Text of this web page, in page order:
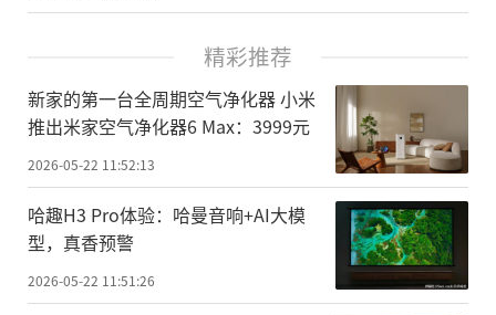
精彩推荐
新家的第一台全周期空气净化器 小米
推出米家空气净化器6 Max：3999元
2026-05-22 11:52:13
哈趣H3 Pro体验：哈曼音响+AI大模
型，真香预警
2026-05-22 11:51:26